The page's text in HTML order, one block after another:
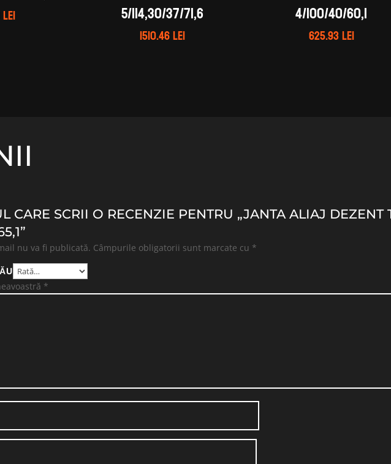
lei 5/114,30/37/71,6
1510.46lei
4/100/40/60,1
625.93lei
CARE SCRII O RECENZIE PENTRU „JANTA ALIAJ DEZENT
nu va fi publicată. Câmpurile obligatorii sunt marcate cu *
*